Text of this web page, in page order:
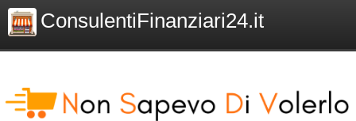
ConsulentiFinanziari24.it